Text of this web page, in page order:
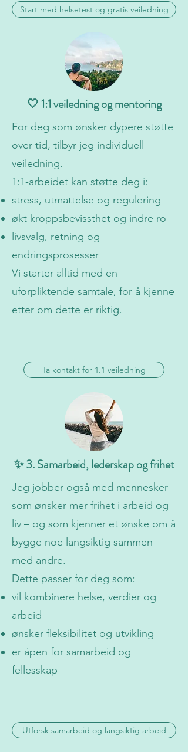
Start med helsetest og gratis veiledning
🤍 1:1 veiledning og mentoring
For deg som ønsker dypere støtte
over tid, tilbyr jeg individuell
veiledning.
1:1-arbeidet kan støtte deg i:
stress, utmattelse og regulering
økt kroppsbevissthet og indre ro
livsvalg, retning og
endringsprosesser
Vi starter alltid med en
uforpliktende samtale, for å kjenne
etter om dette er riktig.
Ta kontakt for 1.1 veiledning
✨ 3. Samarbeid, lederskap og frihet
Jeg jobber også med mennesker
som ønsker mer frihet i arbeid og
liv – og som kjenner et ønske om å
bygge noe langsiktig sammen
med andre.
Dette passer for deg som:
vil kombinere helse, verdier og
arbeid
ønsker fleksibilitet og utvikling
er åpen for samarbeid og
fellesskap
Utforsk samarbeid og langsiktig arbeid